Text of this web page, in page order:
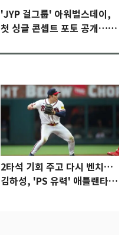
'JYP 걸그룹' 아워벌스데이,
첫 싱글 콘셉트 포토 공개…청
2타석 기회 주고 다시 벤치…
김하성, 'PS 유력' 애틀랜타에